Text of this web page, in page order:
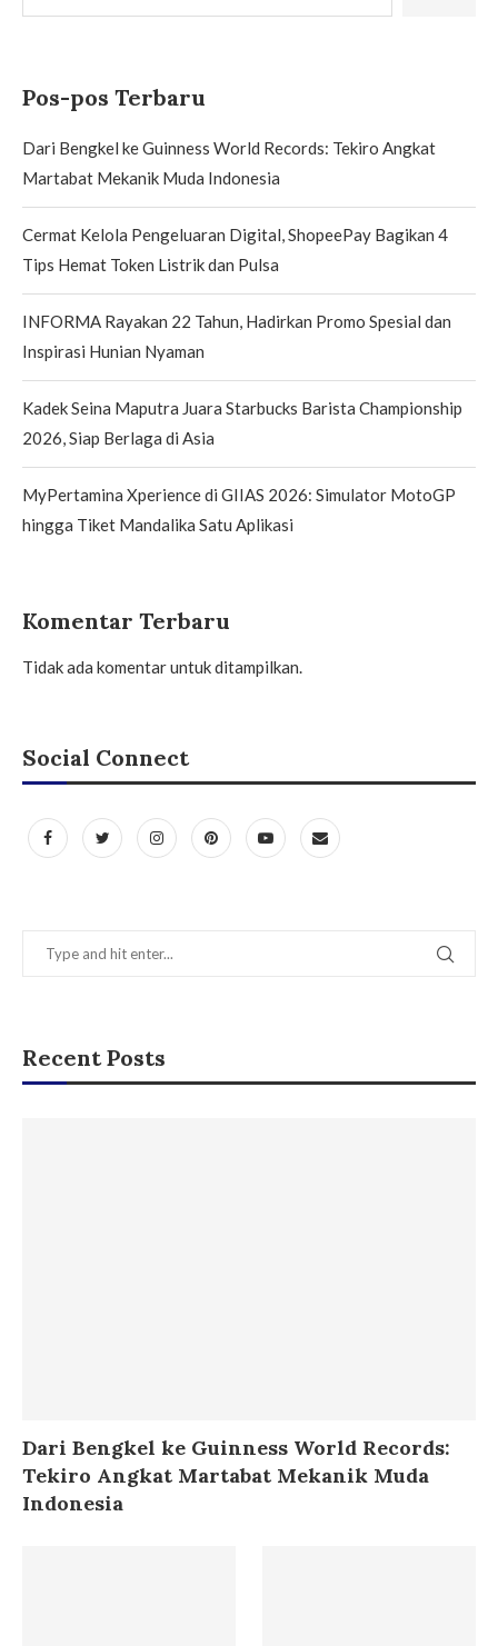
Pos-pos Terbaru
Dari Bengkel ke Guinness World Records: Tekiro Angkat
Martabat Mekanik Muda Indonesia
Cermat Kelola Pengeluaran Digital, ShopeePay Bagikan 4
Tips Hemat Token Listrik dan Pulsa
INFORMA Rayakan 22 Tahun, Hadirkan Promo Spesial dan
Inspirasi Hunian Nyaman
Kadek Seina Maputra Juara Starbucks Barista Championship
2026, Siap Berlaga di Asia
MyPertamina Xperience di GIIAS 2026: Simulator MotoGP
hingga Tiket Mandalika Satu Aplikasi
Komentar Terbaru
Tidak ada komentar untuk ditampilkan.
Social Connect
Recent Posts
Dari Bengkel ke Guinness World Records:
Tekiro Angkat Martabat Mekanik Muda
Indonesia